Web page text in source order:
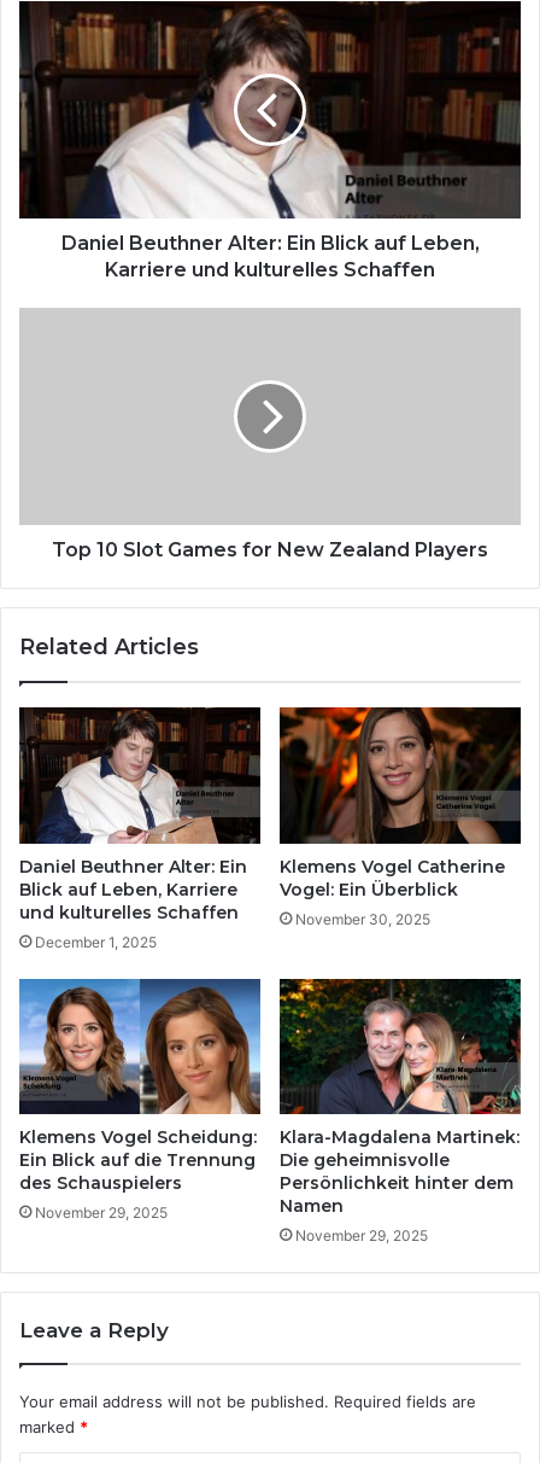
Daniel Beuthner Alter: Ein Blick auf Leben,
Karriere und kulturelles Schaffen
Top 10 Slot Games for New Zealand Players
Related Articles
Daniel Beuthner Alter: Ein
Blick auf Leben, Karriere
und kulturelles Schaffen
December 1, 2025
Klemens Vogel Catherine
Vogel: Ein Überblick
November 30, 2025
Klemens Vogel Scheidung:
Ein Blick auf die Trennung
des Schauspielers
November 29, 2025
Klara-Magdalena Martinek:
Die geheimnisvolle
Persönlichkeit hinter dem
Namen
November 29, 2025
Leave a Reply
Your email address will not be published. Required fields are
marked *